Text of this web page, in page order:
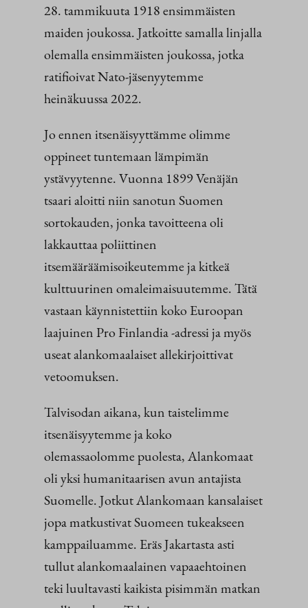
28. tammikuuta 1918 ensimmäisten
maiden joukossa. Jatkoitte samalla linjalla
olemalla ensimmäisten joukossa, jotka
ratifioivat Nato-jäsenyytemme
heinäkuussa 2022.
Jo ennen itsenäisyyttämme olimme
oppineet tuntemaan lämpimän
ystävyytenne. Vuonna 1899 Venäjän
tsaari aloitti niin sanotun Suomen
sortokauden, jonka tavoitteena oli
lakkauttaa poliittinen
itsemääräämisoikeutemme ja kitkeä
kulttuurinen omaleimaisuutemme. Tätä
vastaan käynnistettiin koko Euroopan
laajuinen Pro Finlandia -adressi ja myös
useat alankomaalaiset allekirjoittivat
vetoomuksen.
Talvisodan aikana, kun taistelimme
itsenäisyytemme ja koko
olemassaolomme puolesta, Alankomaat
oli yksi humanitaarisen avun antajista
Suomelle. Jotkut Alankomaan kansalaiset
jopa matkustivat Suomeen tukeakseen
kamppailuamme. Eräs Jakartasta asti
tullut alankomaalainen vapaaehtoinen
teki luultavasti kaikista pisimmän matkan